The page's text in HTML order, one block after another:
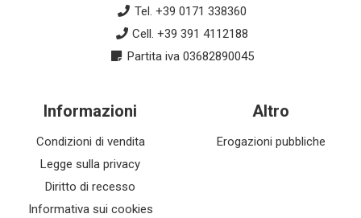
Tel. +39 0171 338360
Cell. +39 391 4112188
Partita iva 03682890045
Informazioni
Condizioni di vendita
Legge sulla privacy
Diritto di recesso
Informativa sui cookies
Altro
Erogazioni pubbliche